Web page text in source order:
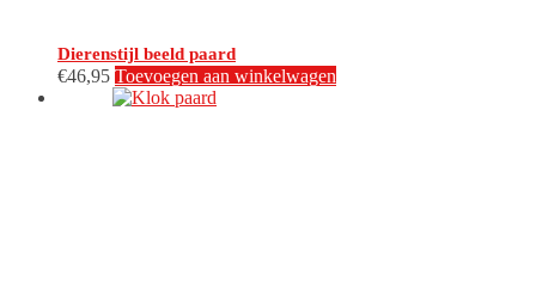
Dierenstijl beeld paard
€46,95 Toevoegen aan winkelwagen